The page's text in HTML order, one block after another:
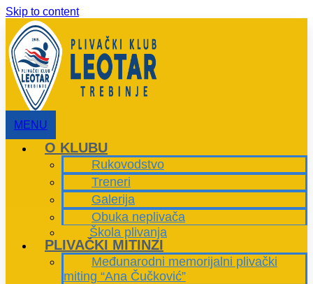
Skip to content
MENU
O KLUBU
Rukovodstvo
Treneri
Galerija
Obuka neplivača
Škola plivanja
PLIVAČKI MITINZI
Međunarodni memorijalni plivački
miting “Ana Čučković”